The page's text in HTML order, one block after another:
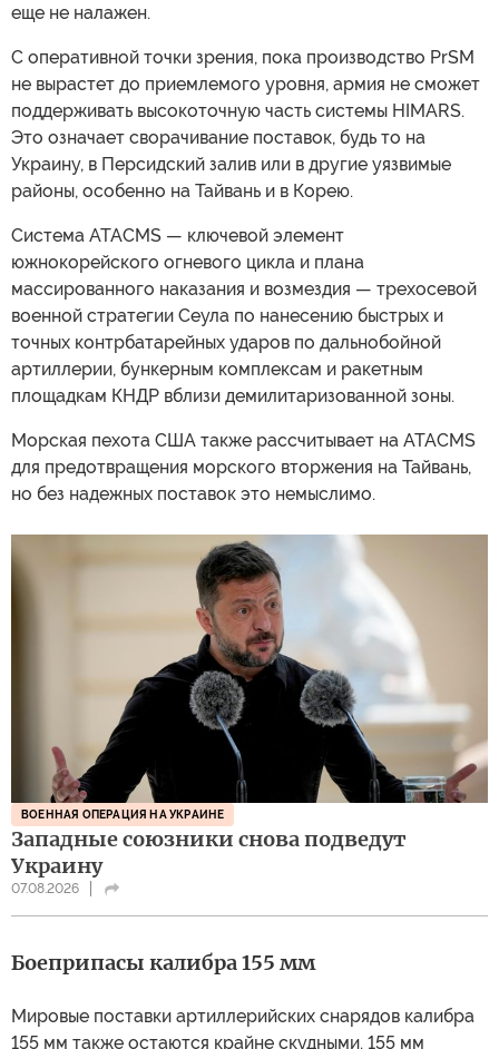
еще не налажен.
С оперативной точки зрения, пока производство PrSM
не вырастет до приемлемого уровня, армия не сможет
поддерживать высокоточную часть системы HIMARS.
Это означает сворачивание поставок, будь то на
Украину, в Персидский залив или в другие уязвимые
районы, особенно на Тайвань и в Корею.
Система ATACMS — ключевой элемент
южнокорейского огневого цикла и плана
массированного наказания и возмездия — трехосевой
военной стратегии Сеула по нанесению быстрых и
точных контрбатарейных ударов по дальнобойной
артиллерии, бункерным комплексам и ракетным
площадкам КНДР вблизи демилитаризованной зоны.
Морская пехота США также рассчитывает на ATACMS
для предотвращения морского вторжения на Тайвань,
но без надежных поставок это немыслимо.
ВОЕННАЯ ОПЕРАЦИЯ НА УКРАИНЕ
Западные союзники снова подведут
Украину
07.08.2026
Боеприпасы калибра 155 мм
Мировые поставки артиллерийских снарядов калибра
155 мм также остаются крайне скудными. 155 мм